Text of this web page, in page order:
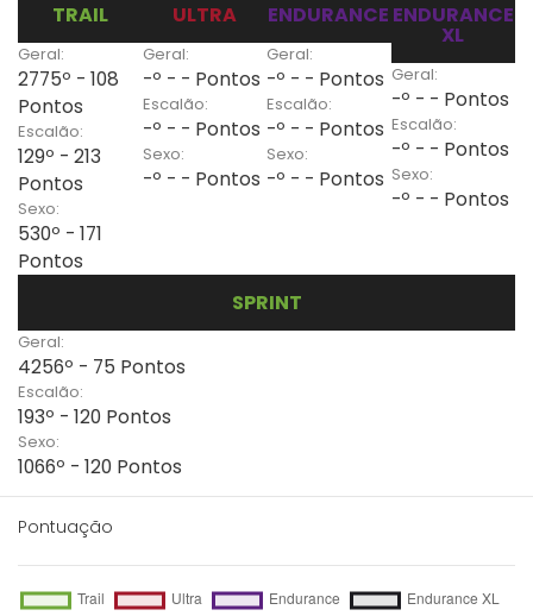
TRAIL
Geral:
2775º - 108
Pontos
Escalão:
129º - 213
Pontos
Sexo:
530º - 171
Pontos
ULTRA
Geral:
-º - - Pontos
Escalão:
-º - - Pontos
Sexo:
-º - - Pontos
ENDURANCE
Geral:
-º - - Pontos
Escalão:
-º - - Pontos
Sexo:
-º - - Pontos
ENDURANCE
XL
Geral:
-º - - Pontos
Escalão:
-º - - Pontos
Sexo:
-º - - Pontos
SPRINT
Geral:
4256º - 75 Pontos
Escalão:
193º - 120 Pontos
Sexo:
1066º - 120 Pontos
Pontuação